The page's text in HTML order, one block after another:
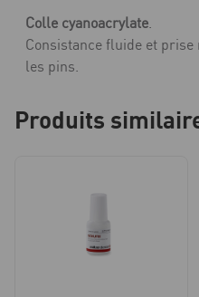
Colle cyanoacrylate
Consistance fluide et
les pins.
Produits